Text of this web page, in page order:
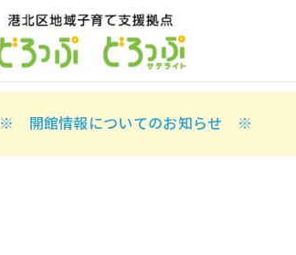
※ 開館情報についてのお知らせ ※